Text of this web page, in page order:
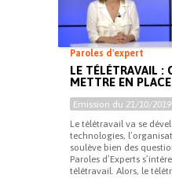
Paroles d'expert
LE TÉLÉTRAVAIL :
METTRE EN
Emission du 21/10/2019
Le télétravail va se
technologies,
soulève bien des
Paroles d’Experts
télétravail. Alors, le